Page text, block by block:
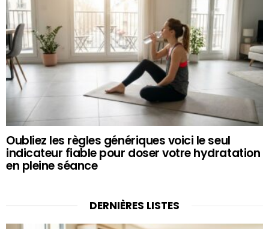
Oubliez les règles génériques voici le seul
indicateur fiable pour doser votre hydratation
en pleine séance
DERNIÈRES LISTES